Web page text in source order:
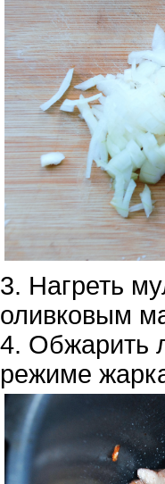
Нагреть
оливковым
Обжарить
режиме